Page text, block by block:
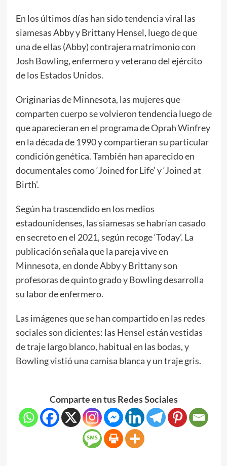
En los últimos días han sido tendencia viral las
siamesas Abby y Brittany Hensel, luego de que
una de ellas (Abby) contrajera matrimonio con
Josh Bowling, enfermero y veterano del ejército
de los Estados Unidos.
Originarias de Minnesota, las mujeres que
comparten cuerpo se volvieron tendencia luego de
que aparecieran en el programa de Oprah Winfrey
en la década de 1990 y compartieran su particular
condición genética. También han aparecido en
documentales como ‘Joined for Life’ y ‘Joined at
Birth’.
Según ha trascendido en los medios
estadounidenses, las siamesas se habrían casado
en secreto en el 2021, según recoge ‘Today’. La
publicación señala que la pareja vive en
Minnesota, en donde Abby y Brittany son
profesoras de quinto grado y Bowling desarrolla
su labor de enfermero.
Las imágenes que se han compartido en las redes
sociales son dicientes: las Hensel están vestidas
de traje largo blanco, habitual en las bodas, y
Bowling vistió una camisa blanca y un traje gris.
Comparte en tus Redes Sociales